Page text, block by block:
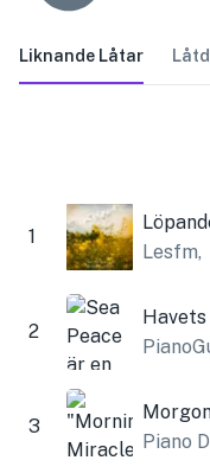
Liknande Låtar
1
Lesfm,
2
3
Piano